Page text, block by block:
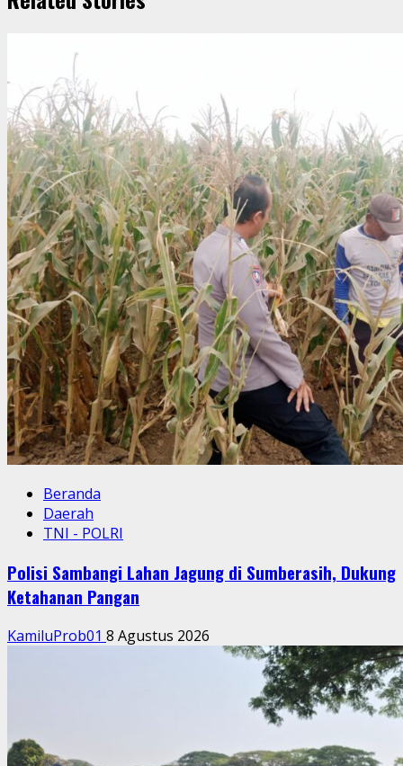
Beranda
Daerah
TNI - POLRI
Polisi Sambangi Lahan Jagung di Sumberasih, Dukung
Ketahanan Pangan
KamiluProb01 8 Agustus 2026